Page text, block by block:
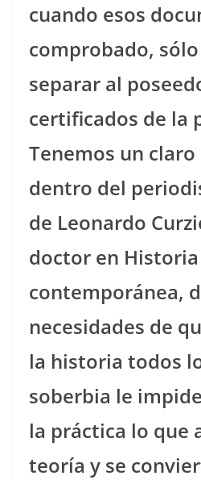
cuando esos
comprobado,
separar al
certificados de la
Tenemos un
dentro del
de Leonardo
doctor en Historia
contemporánea,
necesidades de
la historia todos
soberbia le
la práctica lo que
teoría y se